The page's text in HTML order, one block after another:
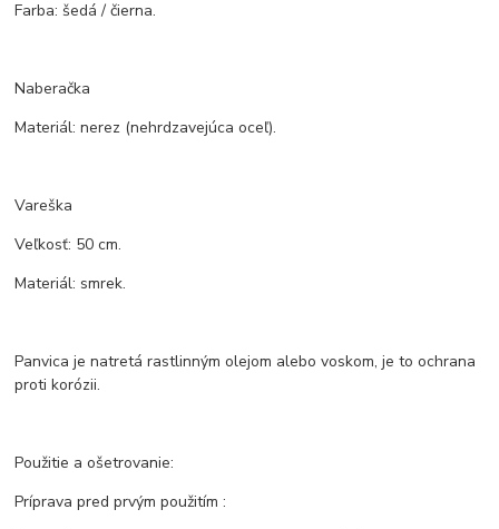
Farba: šedá / čierna.
Naberačka
Materiál: nerez (nehrdzavejúca oceľ).
Vareška
Veľkosť: 50 cm.
Materiál: smrek.
Panvica je natretá rastlinným olejom alebo voskom, je to ochrana
proti korózii.
Použitie a ošetrovanie:
Príprava pred prvým použitím :